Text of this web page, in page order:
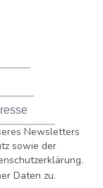
Newsletters
sowie der
Daten zu.